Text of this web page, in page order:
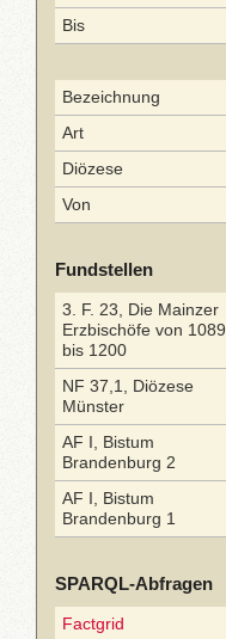
Bis
Bezeichnung
Art
Diözese
Von
Fundstellen
3. F. 23, Die Mainzer
Erzbischöfe von 1089
bis 1200
NF 37,1, Diözese
Münster
AF I, Bistum
Brandenburg 2
AF I, Bistum
Brandenburg 1
SPARQL-Abfragen
Factgrid